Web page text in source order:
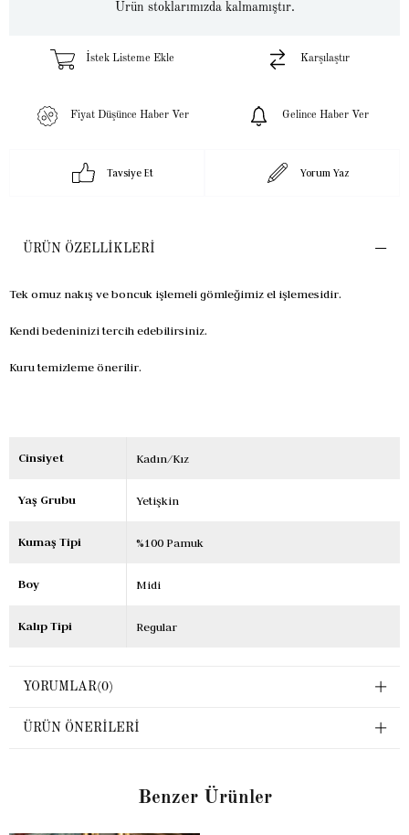
Ürün stoklarımızda kalmamıştır.
İstek Listeme Ekle Karşılaştır
Fiyat Düşünce Haber Ver Gelince Haber Ver
Tavsiye Et Yorum Yaz
ÜRÜN ÖZELLIKLERI
Tek omuz nakış ve boncuk işlemeli gömleğimiz el işlemesidir.
Kendi bedeninizi tercih edebilirsiniz.
Kuru temizleme önerilir.
Cinsiyet Kadın/Kız
Yaş Grubu Yetişkin
Kumaş Tipi %100 Pamuk
Boy Midi
Kalıp Tipi Regular
YORUMLAR(0)
ÜRÜN ÖNERILERI
Benzer Ürünler